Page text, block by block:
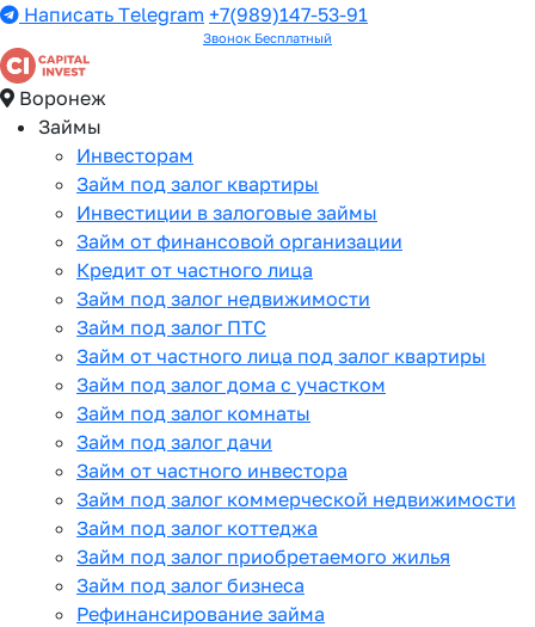
Написать Telegram +7(989)147-53-91
Звонок Бесплатный
Воронеж
Займы
Инвесторам
Займ под залог квартиры
Инвестиции в залоговые займы
Займ от финансовой организации
Кредит от частного лица
Займ под залог недвижимости
Займ под залог ПТС
Займ от частного лица под залог квартиры
Займ под залог дома с участком
Займ под залог комнаты
Займ под залог дачи
Займ от частного инвестора
Займ под залог коммерческой недвижимости
Займ под залог коттеджа
Займ под залог приобретаемого жилья
Займ под залог бизнеса
Рефинансирование займа